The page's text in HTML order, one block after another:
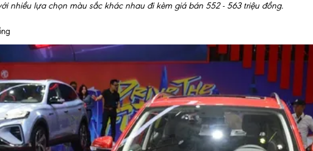
nhiều lựa chọn màu sắc khác nhau đi kèm giá bán 552 - 563 triệu đồng.